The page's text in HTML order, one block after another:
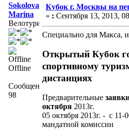
Sokolova
Marina
Велотурист
Offline
Сообщений:
98
Кубок г. Москвы на
« : Сентября 13, 2013,
Специально для Макса, и
Открытый Кубок
спортивному
дистанциях
Предварительные
октября 2013г.
05 октября 2013г. - с 11-
мандатной комиссии